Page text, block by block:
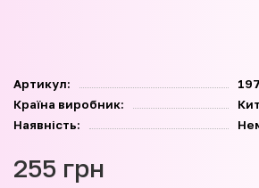
Артикул:
Країна виробник:
Наявність:
255 грн